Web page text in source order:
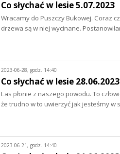
Co słychać w lesie 5.07.2023
Wracamy do Puszczy Bukowej. Coraz
drzewa są w niej wycinane.
2023-06-28, godz. 14:40
Co słychać w lesie 28.06.2023
Las płonie z naszego powodu. To
że trudno w to uwierzyć jak jesteśmy w
2023-06-21, godz. 14:40